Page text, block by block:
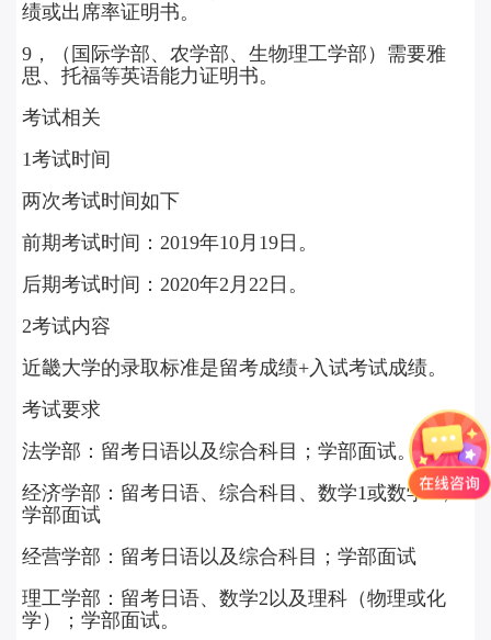
绩或出席率证明书。
9，（国际学部、农学部、生物理工学部）需要雅
思、托福等英语能力证明书。‍
考试相关
1考试时间
两次考试时间如下
前期考试时间：2019年10月19日。
后期考试时间：2020年2月22日。‍
2考试内容
近畿大学的录取标准是留考成绩+入试考试成绩。
考试要求
法学部：留考日语以及综合科目；学部面试。
经济学部：留考日语、综合科目、数学1或数学2；
学部面试
经营学部：留考日语以及综合科目；学部面试
理工学部：留考日语、数学2以及理科（物理或化
学）；学部面试。